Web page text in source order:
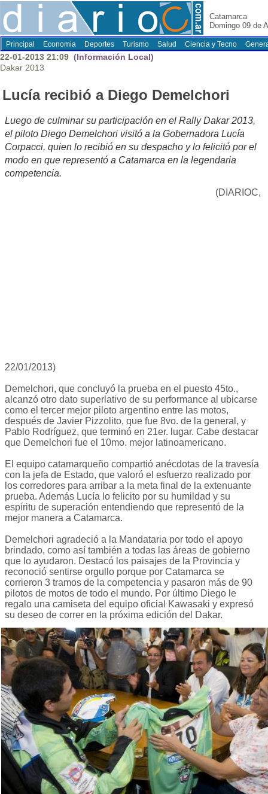
Catamarca
Domingo 09 de
Principal Economia Deportes Turismo Salud Ciencia y Tecno
22-01-2013 21:09 (Información Local)
Dakar 2013
Lucía recibió a Diego Demelchori
Luego de culminar su participación en el Rally Dakar 2013,
el piloto Diego Demelchori visitó a la Gobernadora Lucía
Corpacci, quien lo recibió en su despacho y lo felicitó por el
modo en que representó a Catamarca en la legendaria
competencia.
(DIARIOC,
22/01/2013)
Demelchori, que concluyó la prueba en el puesto 45to.,
alcanzó otro dato superlativo de su performance al ubicarse
como el tercer mejor piloto argentino entre las motos,
después de Javier Pizzolito, que fue 8vo. de la general, y
Pablo Rodríguez, que terminó en 21er. lugar. Cabe destacar
que Demelchori fue el 10mo. mejor latinoamericano.
El equipo catamarqueño compartió anécdotas de la travesía
con la jefa de Estado, que valoró el esfuerzo realizado por
los corredores para arribar a la meta final de la extenuante
prueba. Además Lucía lo felicito por su humildad y su
espíritu de superación entendiendo que representó de la
mejor manera a Catamarca.
Demelchori agradeció a la Mandataria por todo el apoyo
brindado, como así también a todas las áreas de gobierno
que lo ayudaron. Destacó los paisajes de la Provincia y
reconoció sentirse orgullo porque por Catamarca se
corrieron 3 tramos de la competencia y pasaron más de 90
pilotos de motos de todo el mundo. Por último Diego le
regalo una camiseta del equipo oficial Kawasaki y expresó
su deseo de correr en la próxima edición del Dakar.